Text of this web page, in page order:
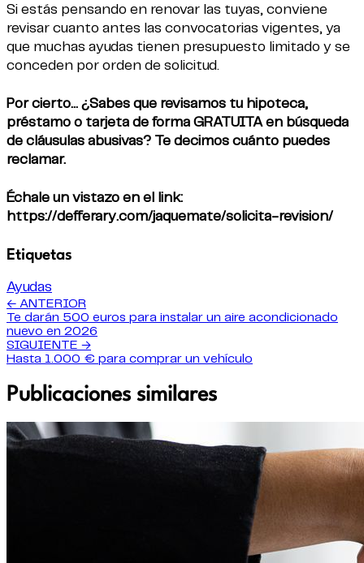
Si estás pensando en renovar las tuyas, conviene
revisar cuanto antes las convocatorias vigentes, ya
que muchas ayudas tienen presupuesto limitado y se
conceden por orden de solicitud.
Por cierto... ¿Sabes que revisamos tu hipoteca,
préstamo o tarjeta de forma GRATUITA en búsqueda
de cláusulas abusivas? Te decimos cuánto puedes
reclamar.
Échale un vistazo en el link:
https://defferary.com/jaquemate/solicita-revision/
Etiquetas
Ayudas
← ANTERIOR
Te darán 500 euros para instalar un aire acondicionado
nuevo en 2026
SIGUIENTE →
Hasta 1.000 € para comprar un vehículo
Publicaciones similares